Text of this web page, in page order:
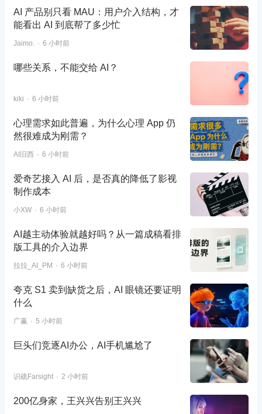
AI 产品别只看 MAU：用户介入结构，才
能看出 AI 到底帮了多少忙
Jaimo. 6 小时前
哪些关系，不能交给 AI？
kiki 6 小时前
心理需求如此普遍，为什么心理 App 仍
然很难成为刚需？
AI旧西 6 小时前
爱奇艺接入 AI 后，是否真的降低了影视
制作成本
小XW 6 小时前
AI越主动体验就越好吗？从一篇成稿看排
版工具的介入边界
拉拉_AI_PM 6 小时前
夸克 S1 卖到缺货之后，AI 眼镜还要证明
什么
广赢 5 小时前
巨头们竞逐AI办公，AI手机尴尬了
识礁Farsight 2 小时前
200亿身家，王兴兴告别王兴兴